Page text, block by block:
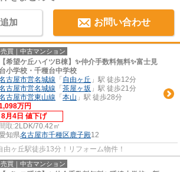
加 お問い合わせ
売買｜中古マンション
【希望ケ丘ハイツB棟】✨️仲介手数料無料✨️富士見
台小学校・千種台中学校
古屋市営名城線 「 自由ヶ丘 」駅 徒歩12分
古屋市営名城線 「 茶屋ヶ坂 」駅 徒歩21分
古屋市営東山線 「 本山 」駅 徒歩28分
万円
8月4日 値下げ
間取:2LDK/70.42㎡
知県名古屋市千種区鹿子殿12
由ヶ丘駅徒歩13分！リフォーム物件！
売買｜中古マンション